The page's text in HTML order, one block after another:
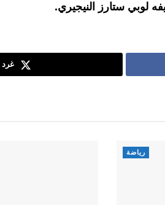
لوبي ستارز النيجيري.
غرد
رياضة